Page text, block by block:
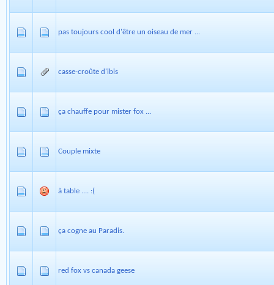
pas toujours cool d'être un oiseau de mer ...
casse-croûte d'ibis
ça chauffe pour mister fox ...
Couple mixte
à table .... :(
ça cogne au Paradis.
red fox vs canada geese